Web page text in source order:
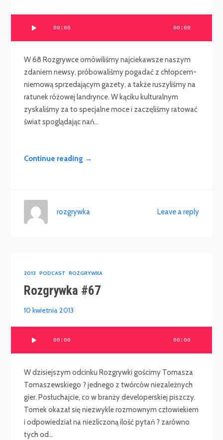
00:00 00:00
W 68 Rozgrywce omówiliśmy najciekawsze naszym
zdaniem newsy, próbowaliśmy pogadać z chłopcem-
niemową sprzedającym gazety, a także ruszyliśmy na
ratunek różowej landrynce. W kąciku kulturalnym
zyskaliśmy za to specjalne moce i zaczęliśmy ratować
świat spoglądając nań...
Continue reading →
Leave a reply
rozgrywka
2013 PODCAST ROZGRYWKA
Rozgrywka #67
10 kwietnia 2013
00:00 00:00
W dzisiejszym odcinku Rozgrywki gościmy Tomasza
Tomaszewskiego ? jednego z twórców niezależnych
gier. Posłuchajcie, co w branży developerskiej piszczy.
Tomek okazał się niezwykle rozmownym człowiekiem
i odpowiedział na niezliczoną ilość pytań ? zarówno
tych od...